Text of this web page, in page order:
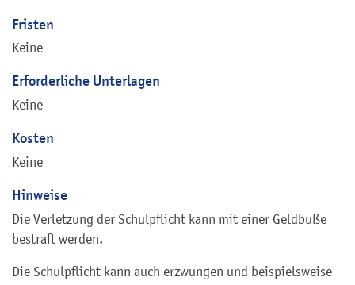
Fristen
Keine
Erforderliche Unterlagen
Keine
Kosten
Keine
Hinweise
Die Verletzung der Schulpflicht kann mit einer Geldbuße
bestraft werden.
Die Schulpflicht kann auch erzwungen und beispielsweise